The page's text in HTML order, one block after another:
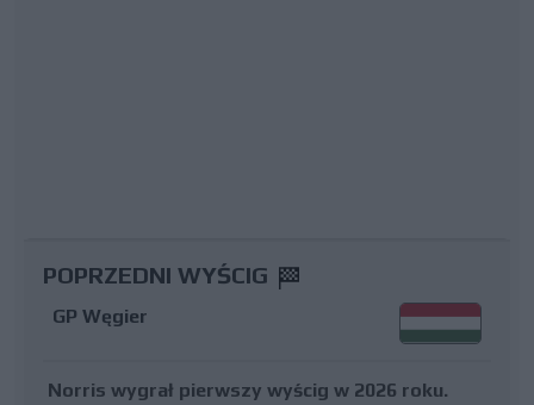
POPRZEDNI WYŚCIG
GP Węgier
Norris wygrał pierwszy wyścig w 2026 roku.